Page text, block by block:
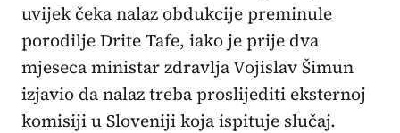
uvijek čeka nalaz obdukcije preminule
porodilje Drite Tafe, iako je prije dva
mjeseca ministar zdravlja Vojislav Šimun
izjavio da nalaz treba proslijediti eksternoj
komisiji u Sloveniji koja ispituje slučaj.